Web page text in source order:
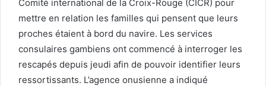
Comité international de la Croix-Rouge (CICR) pour
mettre en relation les familles qui pensent que leurs
proches étaient à bord du navire. Les services
consulaires gambiens ont commencé à interroger les
rescapés depuis jeudi afin de pouvoir identifier leurs
ressortissants. L’agence onusienne a indiqué